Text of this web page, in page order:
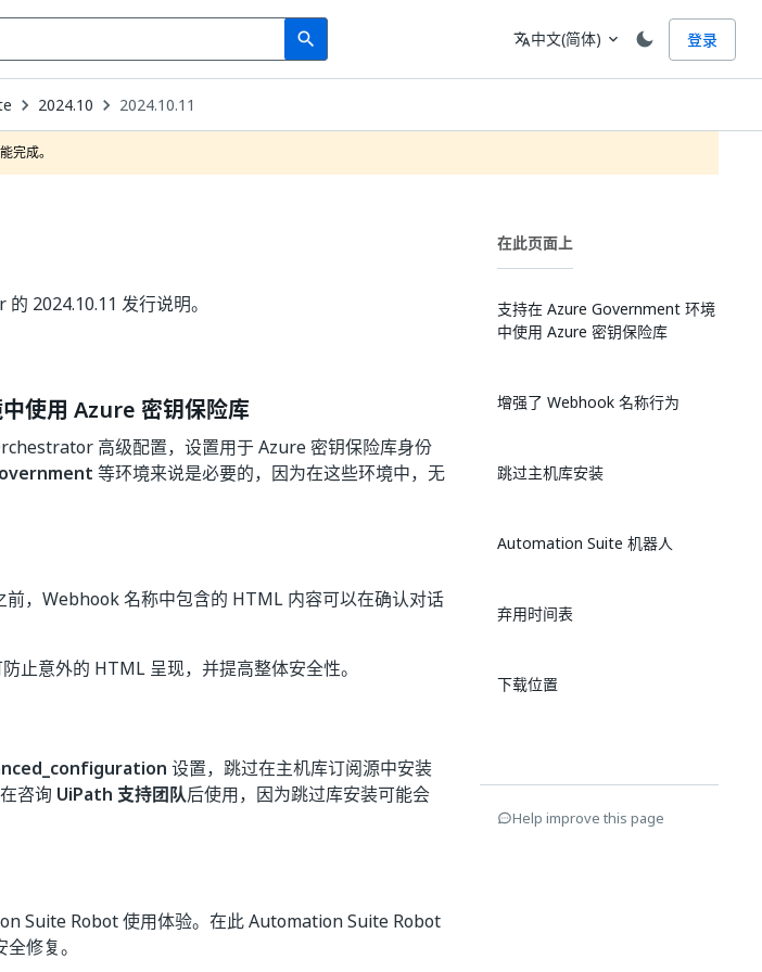
search
Search 语言
translate中文(简体) expand_more 登录
2024.10 2024.10.11
完成。
2024.10.11 发行说明。
使用 Azure 密钥保险库
高级配置，设置用于 Azure 密钥保险库身份
等环境来说是必要的，因为在这些环境中，无
，Webhook 名称中包含的 HTML 内容可以在确认对话
止意外的 HTML 呈现，并提高整体安全性。
设置，跳过在主机库订阅源中安装
咨询 UiPath 支持团队后使用，因为跳过库安装可能会
Suite Robot 使用体验。在此 Automation Suite Robot
修复。
在此页面上
支持在 Azure Government 环境
中使用 Azure 密钥保险库
增强了 Webhook 名称行为
跳过主机库安装
Automation Suite 机器人
弃用时间表
下载位置
Help improve this page